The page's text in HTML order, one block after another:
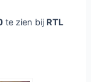
te zien bij RTL